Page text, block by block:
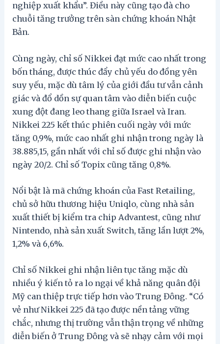
nghiệp xuất khẩu”. Điều này cũng tạo đà cho
chuỗi tăng trưởng trên sàn chứng khoán Nhật
Bản.
Cùng ngày, chỉ số Nikkei đạt mức cao nhất trong
bốn tháng, được thúc đẩy chủ yếu do đồng yên
suy yếu, mặc dù tâm lý của giới đầu tư vẫn cảnh
giác và đổ dồn sự quan tâm vào diễn biến cuộc
xung đột đang leo thang giữa Israel và Iran.
Nikkei 225 kết thúc phiên cuối ngày với mức
tăng 0,9%, mức cao nhất ghi nhận trong ngày là
38.885,15, gần nhất với chỉ số được ghi nhận vào
ngày 20/2. Chỉ số Topix cũng tăng 0,8%.
Nổi bật là mã chứng khoán của Fast Retailing,
chủ sở hữu thương hiệu Uniqlo, cùng nhà sản
xuất thiết bị kiểm tra chip Advantest, cũng như
Nintendo, nhà sản xuất Switch, tăng lần lượt 2%,
1,2% và 6,6%.
Chỉ số Nikkei ghi nhận liên tục tăng mặc dù
nhiều ý kiến tỏ ra lo ngại về khả năng quân đội
Mỹ can thiệp trực tiếp hơn vào Trung Đông. “Có
vẻ như Nikkei 225 đã tạo được nền tảng vững
chắc, nhưng thị trường vẫn thận trọng về những
diễn biến ở Trung Đông và sẽ nhạy cảm với mọi